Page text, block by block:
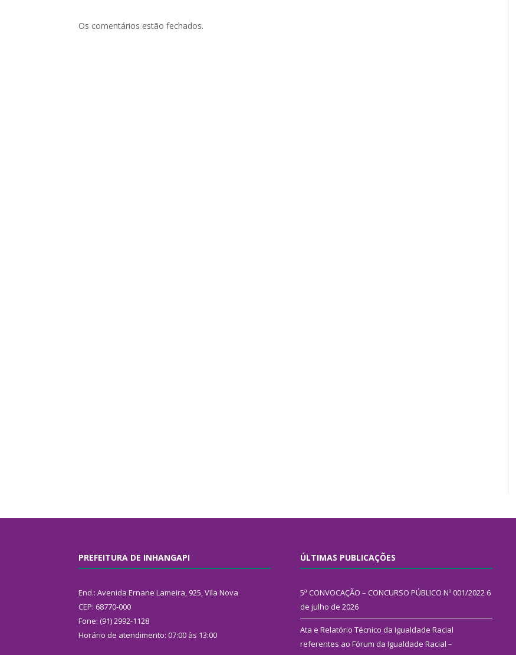
Os comentários estão fechados.
PREFEITURA DE INHANGAPI
End.: Avenida Ernane Lameira, 925, Vila Nova
CEP: 68770-000
Fone: (91) 2992-1128
Horário de atendimento: 07:00 às 13:00
ÚLTIMAS PUBLICAÇÕES
5ª CONVOCAÇÃO – CONCURSO PÚBLICO Nº 001/2022 6
de julho de 2026
Ata e Relatório Técnico da Igualdade Racial
referentes ao Fórum da Igualdade Racial –